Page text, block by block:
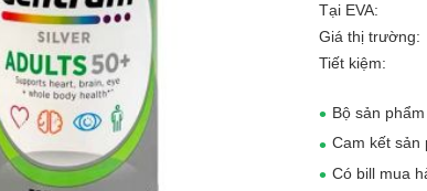
Tại EVA:
Giá thị trường:
Tiết kiệm:
Bộ sản
Cam kết sản
Có bill mua